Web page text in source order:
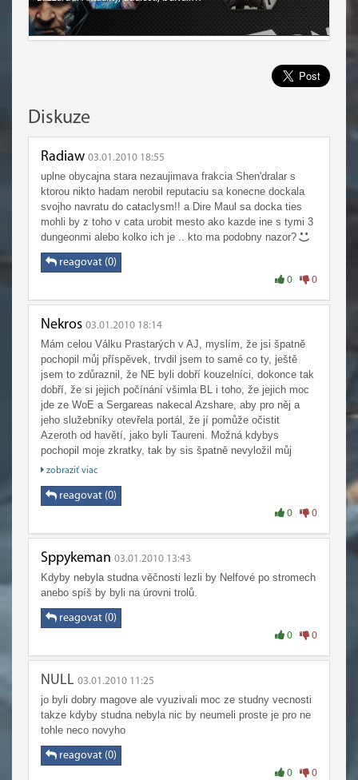
Diskuze
Radiaw 03.01.2010 18:55
uplne obycajna stara nezaujimava frakcia Shen'dralar s
ktorou nikto hadam nerobil reputaciu sa konecne dockala
svojho navratu do cataclysm!! a Dire Maul sa docka ties
mohli by z toho v cata urobit mesto ako kazde ine s tymi 3
dungeonmi alebo kolko ich je .. kto ma podobny nazor?
reagovat (0)
0 0
Nekros 03.01.2010 18:14
Mám celou Válku Prastarých v AJ, myslím, že jsi špatně
pochopil můj příspěvek, trvdil jsem to samé co ty, ještě
jsem to zdůraznil, že NE byli dobří kouzelníci, dokonce tak
dobří, že si jejich počínání všimla BL i toho, že jejich moc
jde ze WoE a Sergareas nakecal Azshare, aby pro něj a
jeho služebníky otevřela portál, že jí pomůže očistit
Azeroth od havětí, jako byli Taureni. Možná kdybys
pochopil moje zkratky, tak by sis špatně nevyložil můj
příspěvek,
zobraziť viac
reagovat (0)
0 0
Sppykeman 03.01.2010 13:43
Kdyby nebyla studna věčnosti lezli by Nelfové po stromech
anebo spíš by byli na úrovni trolů.
reagovat (0)
0 0
NULL 03.01.2010 11:25
jo byli dobry magove ale vyuzivali moc ze studny vecnosti
takze kdyby studna nebyla nic by neumeli proste je pro ne
tohle neco novyho
reagovat (0)
0 0